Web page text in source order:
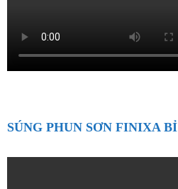
SÚNG PHUN SƠN FINIXA BỈ